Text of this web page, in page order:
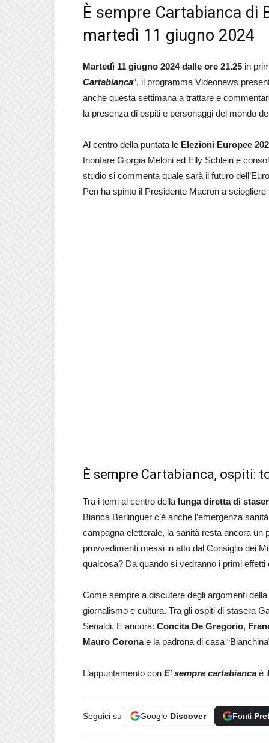
È sempre Cartabianca di
martedì 11 giugno 2024
Martedì 11 giugno 2024 dalle ore 21.25 in
Cartabianca“, il programma Videonews
anche questa settimana a trattare e
la presenza di ospiti e personaggi del mondo
Al centro della puntata le Elezioni Europee
trionfare Giorgia Meloni ed Elly Schlein e
studio si commenta quale sarà il futuro
Pen ha spinto il Presidente Macron a
È sempre Cartabianca, ospiti:
Tra i temi al centro della lunga diretta di
Bianca Berlinguer c’è anche l’emergenza
campagna elettorale, la sanità resta ancora
provvedimenti messi in atto dal Consiglio dei
qualcosa? Da quando si vedranno i primi effetti
Come sempre a discutere degli argomenti
giornalismo e cultura. Tra gli ospiti di stasera
Senaldi. E ancora: Concita De Gregorio,
Mauro Coronae la padrona di casa
L’appuntamento con E’ sempre cartabianca è
Seguici su Google Discover Fonti